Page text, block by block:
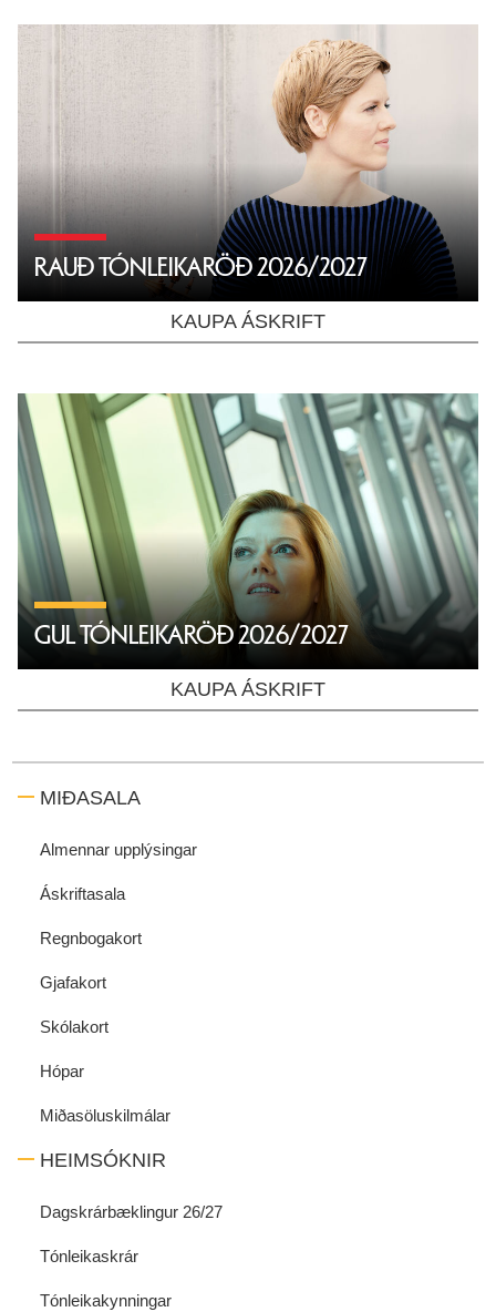
RAUÐ TÓNLEIKARÖÐ 2026/2027
KAUPA ÁSKRIFT
GUL TÓNLEIKARÖÐ 2026/2027
KAUPA ÁSKRIFT
MIÐASALA
Almennar upplýsingar
Áskriftasala
Regnbogakort
Gjafakort
Skólakort
Hópar
Miðasöluskilmálar
HEIMSÓKNIR
Dagskrárbæklingur 26/27
Tónleikaskrár
Tónleikakynningar